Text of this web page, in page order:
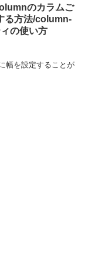
のカラムご
る方法/column-
の使い方
幅を設定することが